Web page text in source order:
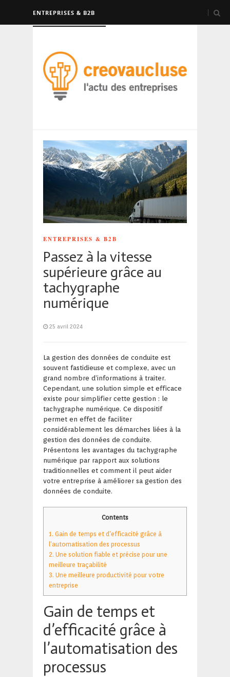
ENTREPRISES & B2B
ENTREPRISES & B2B
Passez à la vitesse
supérieure grâce au
tachygraphe
numérique
25 avril 2024
La gestion des données de conduite est
souvent fastidieuse et complexe, avec un
grand nombre d’informations à traiter.
Cependant, une solution simple et efficace
existe pour simplifier cette gestion : le
tachygraphe numérique. Ce dispositif
permet en effet de faciliter
considérablement les démarches liées à la
gestion des données de conduite.
Présentons les avantages du tachygraphe
numérique par rapport aux solutions
traditionnelles et comment il peut aider
votre entreprise à améliorer sa gestion des
données de conduite.
Contents
1. Gain de temps et d’efficacité grâce à
l’automatisation des processus
2. Une solution fiable et précise pour une
meilleure traçabilité
3. Une meilleure productivité pour votre
entreprise
Gain de temps et
d’efficacité grâce à
l’automatisation des
processus